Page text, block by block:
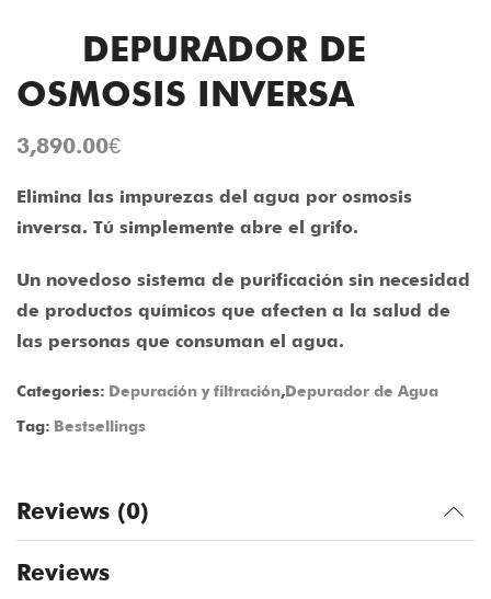
DEPURADOR DE
OSMOSIS INVERSA
3,890.00€
Elimina las impurezas del agua por osmosis
inversa. Tú simplemente abre el grifo.
Un novedoso sistema de purificación sin necesidad
de productos químicos que afecten a la salud de
las personas que consuman el agua.
Categories: Depuración y filtración,Depurador de Agua
Tag: Bestsellings
Reviews (0)
Reviews